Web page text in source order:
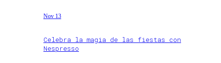
Nov 13
Celebra la magia de las fiestas con
Nespresso